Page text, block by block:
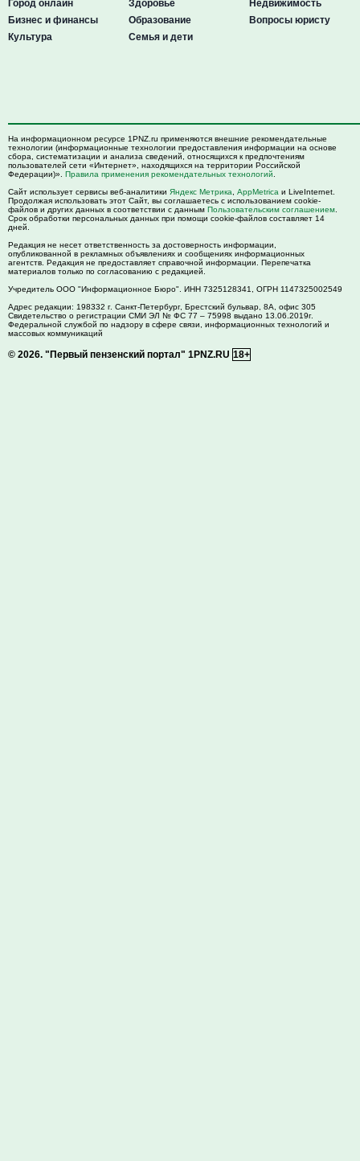
Город онлайн
Бизнес и финансы
Культура
Здоровье
Образование
Семья и дети
Недвижимость
Вопросы юристу
На информационном ресурсе 1PNZ.ru применяются внешние рекомендательные
технологии (информационные технологии предоставления информации на основе
сбора, систематизации и анализа сведений, относящихся к предпочтениям
пользователей сети «Интернет», находящихся на территории Российской
Федерации)». Правила применения рекомендательных технологий
Сайт использует сервисы веб-аналитики Яндекс Метрика AppMetrica и LiveInternet.
Продолжая использовать этот Сайт, вы соглашаетесь с использованием cookie-
файлов и других данных в соответствии с данным Пользовательским соглашением
Срок обработки персональных данных при помощи cookie-файлов составляет 14
дней.
Редакция не несет ответственность за достоверность информации,
опубликованной в рекламных объявлениях и сообщениях информационных
агентств. Редакция не предоставляет справочной информации. Перепечатка
материалов только по согласованию с редакцией.
Учредитель ООО "Информационное Бюро". ИНН 7325128341, ОГРН 1147325002549
Адрес редакции: 198332 г. Санкт-Петербург, Брестский бульвар, 8А, офис 305
Свидетельство о регистрации СМИ ЭЛ № ФС 77 – 75998 выдано 13.06.2019г.
Федеральной службой по надзору в сфере связи, информационных технологий и
массовых коммуникаций
© 2026. "Первый пензенский портал" 1PNZ.RU 18+